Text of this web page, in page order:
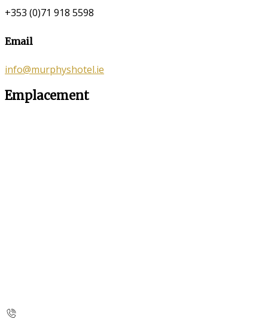
+353 (0)71 918 5598
Email
info@murphyshotel.ie
Emplacement